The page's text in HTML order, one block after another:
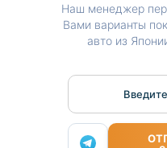
Наш менеджер
Вами варианты
авто из